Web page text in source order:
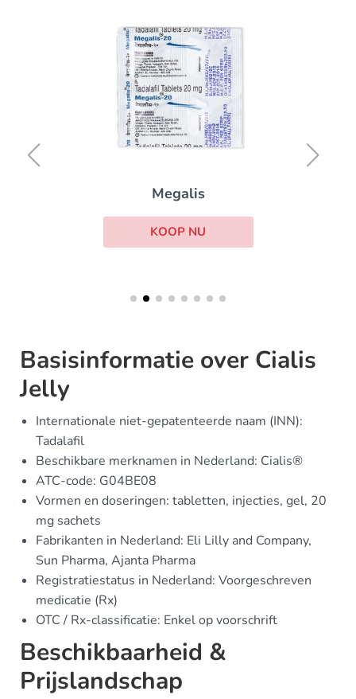
Megalis
KOOP NU
Basisinformatie over Cialis
Jelly
Internationale niet-gepatenteerde naam (INN):
Tadalafil
Beschikbare merknamen in Nederland: Cialis®
ATC-code: G04BE08
Vormen en doseringen: tabletten, injecties, gel, 20
mg sachets
Fabrikanten in Nederland: Eli Lilly and Company,
Sun Pharma, Ajanta Pharma
Registratiestatus in Nederland: Voorgeschreven
medicatie (Rx)
OTC / Rx-classificatie: Enkel op voorschrift
Beschikbaarheid &
Prijslandschap